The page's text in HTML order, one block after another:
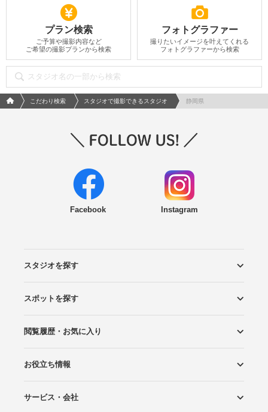
プラン検索
ご予算や撮影内容など
ご希望の撮影プランから検索
フォトグラファー
撮りたいイメージを叶えてくれる
フォトグラファーから検索
フォトウエディング/結婚写真のPhotorait ホーム
こだわり検索 スタジオで撮影できるスタジオ 静岡県
Facebook Instagram
スタジオを探す
エリアから探す
こだわりから探す
NEW PHOTO STYLE
プランから探す
フォトタイプ診断
フォトグラファーから探す
国内リゾートから探す
スポットを探す
ロケーションから探す
スタジオから探す
閲覧履歴・お気に入り
閲覧スタジオ
お気に入り
お役立ち情報
Wedding Photo マガジン
はじめてガイド
サービス・会社